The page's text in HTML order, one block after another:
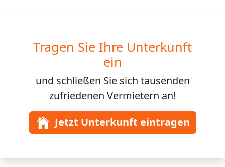
Tragen Sie Ihre Unterkunft
ein
und schließen Sie sich tausenden
zufriedenen Vermietern an!
Jetzt Unterkunft eintragen